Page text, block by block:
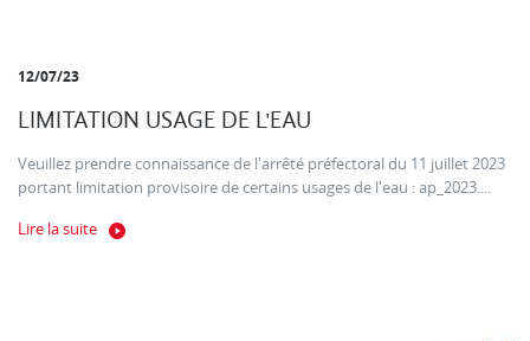
12/07/23
LIMITATION USAGE DE L'EAU
Veuillez prendre connaissance de l'arrêté préfectoral du 11 juillet 2023
portant limitation provisoire de certains usages de l'eau : ap_2023....
Lire la suite